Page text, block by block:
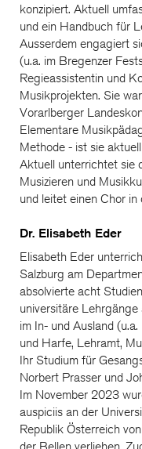
konzipiert. Aktuell
und ein Handbuch für
Ausserdem engagiert
(u.a. im Bregenzer
Regieassistentin und
Musikprojekten. Sie
Vorarlberger
Elementare
Methode - ist sie
Aktuell unterrichtet sie
Musizieren und
und leitet einen Chor
Dr. Elisabeth Eder
Elisabeth Eder
Salzburg am
absolvierte acht
universitäre
im In- und Ausland
und Harfe, Lehramt,
Ihr Studium für
Norbert Prasser und
Im November 2023
auspiciis an der
Republik Österreich